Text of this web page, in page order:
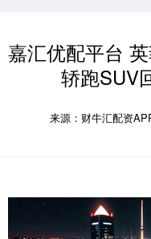
嘉汇优配平台
轿跑SUV
来源：财牛汇配资